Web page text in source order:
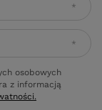
osobowych
z informacją